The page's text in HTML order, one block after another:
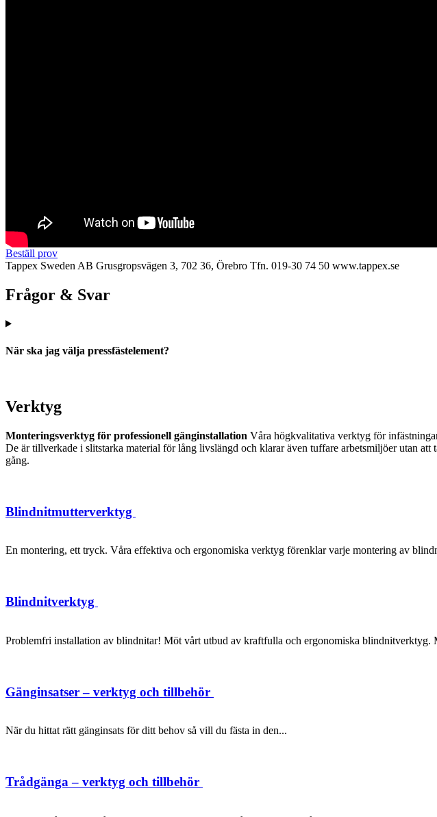
Beställ prov
Tappex Sweden AB Grusgropsvägen 3, 702 36, Örebro Tfn. 019-30 74 50 www.tappex.se
Frågor & Svar
När ska jag välja pressfästelement?
Verktyg
Monteringsverktyg för professionell gänginstallation Våra högkvalitativa verktyg för
De är tillverkade i slitstarka material för lång livslängd och klarar även tuffare arbetsmiljöer utan
gång.
Blindnitmutterverktyg
En montering, ett tryck. Våra effektiva och ergonomiska verktyg förenklar varje montering av
Blindnitverktyg
Problemfri installation av blindnitar! Möt vårt utbud av kraftfulla och ergonomiska blindnitverktyg.
Gänginsatser – verktyg och tillbehör
När du hittat rätt gänginsats för ditt behov så vill du fästa in den...
Trådgänga – verktyg och tillbehör